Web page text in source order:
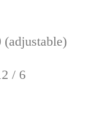
/ 6